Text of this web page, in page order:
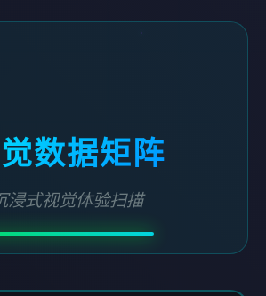
数据矩阵
浸式视觉体验扫描